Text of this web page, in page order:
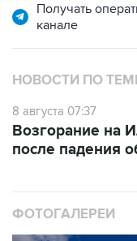
Получать
канале
НОВОСТИ ПО
8 августа 07:37
Возгорание на
после падения
ФОТОГАЛЕРЕИ